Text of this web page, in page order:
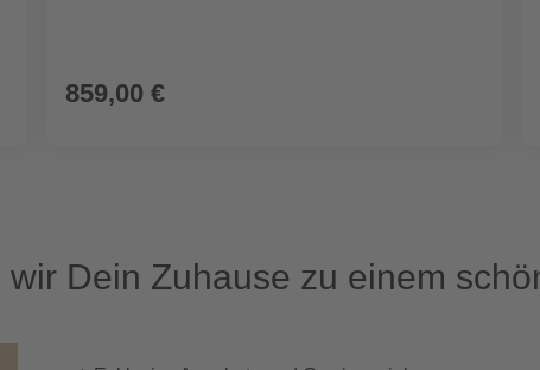
859,00 €
Dein Zuhause zu einem